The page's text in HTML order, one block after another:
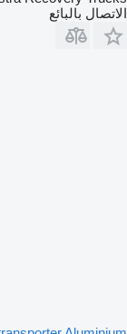
الاتصال بالبائع